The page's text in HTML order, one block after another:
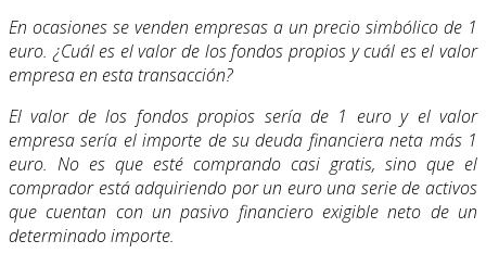
En ocasiones se venden empresas a un precio simbólico de 1
euro. ¿Cuál es el valor de los fondos propios y cuál es el valor
empresa en esta transacción?
El valor de los fondos propios sería de 1 euro y el valor
empresa sería el importe de su deuda financiera neta más 1
euro. No es que esté comprando casi gratis, sino que el
comprador está adquiriendo por un euro una serie de activos
que cuentan con un pasivo financiero exigible neto de un
determinado importe.